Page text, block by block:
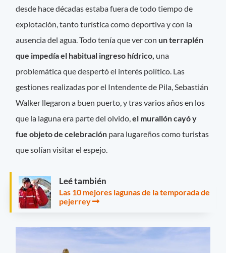
desde hace décadas estaba fuera de todo tiempo de
explotación, tanto turística como deportiva y con la
ausencia del agua. Todo tenía que ver con un terraplén
que impedía el habitual ingreso hídrico, una
problemática que despertó el interés político. Las
gestiones realizadas por el Intendente de Pila, Sebastián
Walker llegaron a buen puerto, y tras varios años en los
que la laguna era parte del olvido, el murallón cayó y
fue objeto de celebración para lugareños como turistas
que solían visitar el espejo.
Leé también
Las 10 mejores lagunas de la temporada de
pejerrey